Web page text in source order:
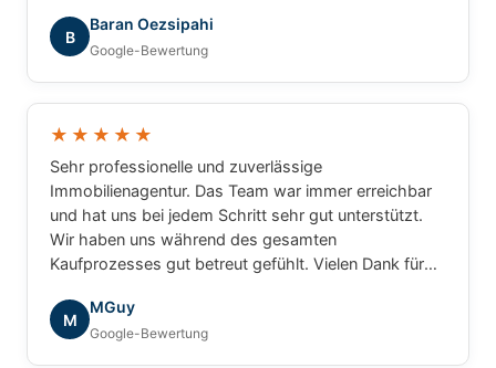
B
Baran Oezsipahi
Google-Bewertung
★★★★★
Sehr professionelle und zuverlässige
Immobilienagentur. Das Team war immer erreichbar
und hat uns bei jedem Schritt sehr gut unterstützt.
Wir haben uns während des gesamten
Kaufprozesses gut betreut gefühlt. Vielen Dank für
M
MGuy
Google-Bewertung